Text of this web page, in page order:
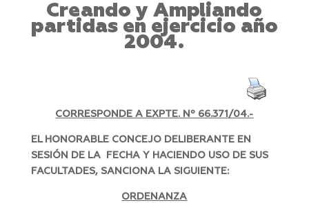
Creando y Ampliando
partidas en ejercicio año
2004.
CORRESPONDE A EXPTE. Nº 66.371/04.-
EL HONORABLE CONCEJO DELIBERANTE EN
SESIÓN DE LA FECHA Y HACIENDO USO DE SUS
FACULTADES, SANCIONA LA SIGUIENTE:
ORDENANZA